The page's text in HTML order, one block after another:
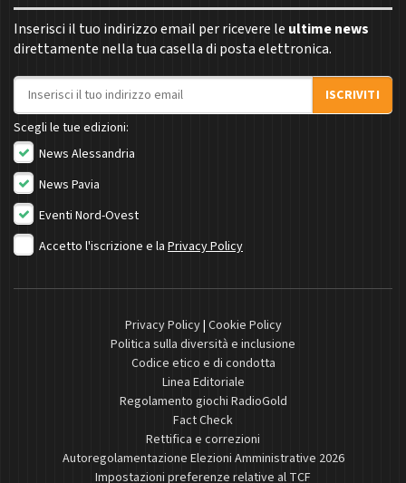
Inserisci il tuo indirizzo email per ricevere le ultime news
direttamente nella tua casella di posta elettronica.
Indirizzo email
ISCRIVITI
Scegli le tue edizioni:
News Alessandria
News Pavia
Eventi Nord-Ovest
Accetto l'iscrizione e la Privacy Policy
Privacy Policy| Cookie Policy
Politica sulla diversità e inclusione
Codice etico e di condotta
Linea Editoriale
Regolamento giochi RadioGold
Fact Check
Rettifica e correzioni
Autoregolamentazione Elezioni Amministrative 2026
Impostazioni preferenze relative al TCF